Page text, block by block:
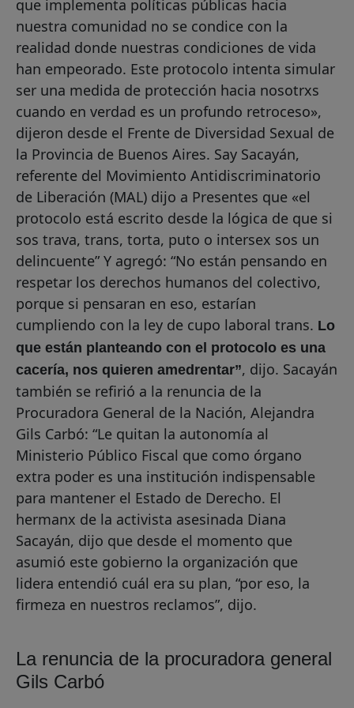
que implementa políticas públicas hacia
nuestra comunidad no se condice con la
realidad donde nuestras condiciones de vida
han empeorado. Este protocolo intenta simular
ser una medida de protección hacia nosotrxs
cuando en verdad es un profundo retroceso»,
dijeron desde el Frente de Diversidad Sexual de
la Provincia de Buenos Aires. Say Sacayán,
referente del Movimiento Antidiscriminatorio
de Liberación (MAL) dijo a Presentes que «el
protocolo está escrito desde la lógica de que si
sos trava, trans, torta, puto o intersex sos un
delincuente” Y agregó: “No están pensando en
respetar los derechos humanos del colectivo,
porque si pensaran en eso, estarían
cumpliendo con la ley de cupo laboral trans. Lo
que están planteando con el protocolo es una
cacería, nos quieren amedrentar”, dijo. Sacayán
también se refirió a la renuncia de la
Procuradora General de la Nación, Alejandra
Gils Carbó: “Le quitan la autonomía al
Ministerio Público Fiscal que como órgano
extra poder es una institución indispensable
para mantener el Estado de Derecho. El
hermanx de la activista asesinada Diana
Sacayán, dijo que desde el momento que
asumió este gobierno la organización que
lidera entendió cuál era su plan, “por eso, la
firmeza en nuestros reclamos”, dijo.
La renuncia de la procuradora general
Gils Carbó